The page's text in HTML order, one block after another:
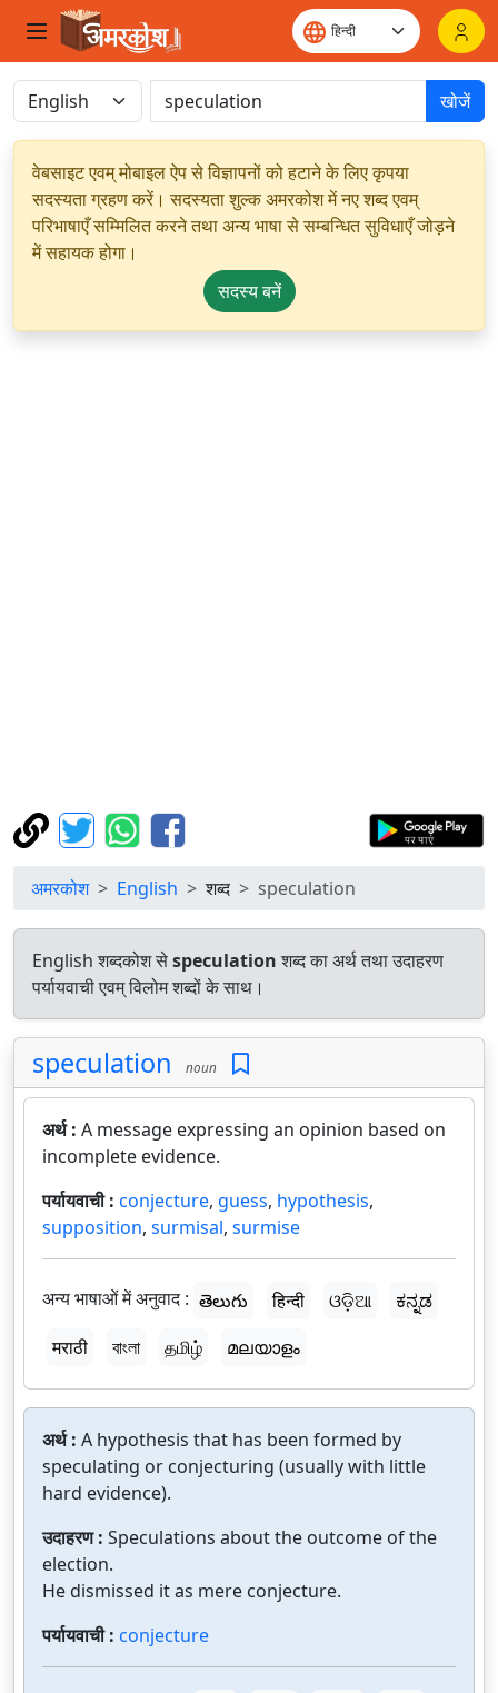
खोजें
वेबसाइट एवम् मोबाइल ऐप से विज्ञापनों को हटाने के लिए कृपया
सदस्यता ग्रहण करें। सदस्यता शुल्क अमरकोश में नए शब्द एवम्
परिभाषाएँ सम्मिलित करने तथा अन्य भाषा से सम्बन्धित सुविधाएँ जोड़ने
में सहायक होगा।
सदस्य बनें
अमरकोश English शब्द speculation
English शब्दकोश सेspeculationशब्द का अर्थ तथा उदाहरण
पर्यायवाची एवम् विलोम शब्दों के साथ।
speculation noun
अर्थ : A message expressing an opinion based on
incomplete evidence.
पर्यायवाची : conjecture, guess, hypothesis,
supposition, surmisal, surmise
अन्य भाषाओं में अनुवाद : తెలుగు हिन्दी ଓଡ଼ିଆ
ಕನ್ನಡ
मराठी
বাংলা தமிழ் മലയാളം
अर्थ : A hypothesis that has been formed by
speculating or conjecturing (usually with little
hard evidence).
उदाहरण : Speculations about the outcome of the
election.
He dismissed it as mere conjecture.
पर्यायवाची : conjecture